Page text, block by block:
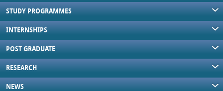
STUDY PROGRAMMES
INTERNSHIPS
POST GRADUATE
RESEARCH
NEWS